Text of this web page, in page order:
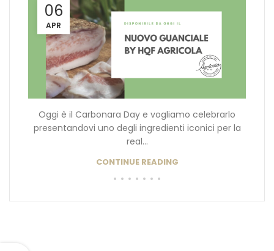
06
APR
Oggi è il Carbonara Day e vogliamo celebrarlo
presentandovi uno degli ingredienti iconici per la
real...
CONTINUE READING